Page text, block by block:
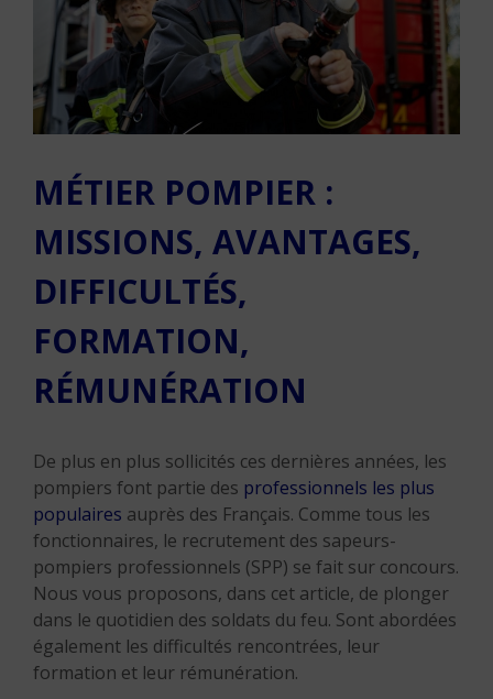
MÉTIER POMPIER :
MISSIONS, AVANTAGES,
DIFFICULTÉS,
FORMATION,
RÉMUNÉRATION
De plus en plus sollicités ces dernières années, les
pompiers font partie des professionnels les plus
populaires auprès des Français. Comme tous les
fonctionnaires, le recrutement des sapeurs-
pompiers professionnels (SPP) se fait sur concours.
Nous vous proposons, dans cet article, de plonger
dans le quotidien des soldats du feu. Sont abordées
également les difficultés rencontrées, leur
formation et leur rémunération.